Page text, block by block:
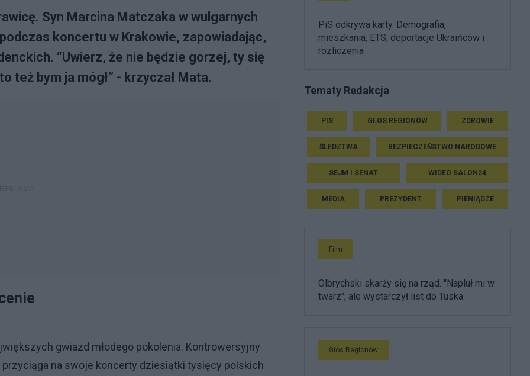
Syn Marcina Matczaka w wulgarnych
koncertu w Krakowie, zapowiadając,
“Uwierz, że nie będzie gorzej, ty się
też bym ja mógł” - krzyczał Mata.
gwiazd młodego pokolenia. Kontrowersyjny
na swoje koncerty dziesiątki tysięcy polskich
PiS odkrywa karty. Demografia,
mieszkania, ETS, deportacje Ukraińców i
rozliczenia
Tematy Redakcja
PIS GŁOS REGIONÓW ZDROWIE
ŚLEDZTWA BEZPIECZEŃSTWO NARODOWE
SEJM I SENAT WIDEO SALON24
MEDIA PREZYDENT PIENIĄDZE
Film
Olbrychski skarży się na rząd. "Napluł mi w
twarz", ale wystarczył list do Tuska
Głos Regionów